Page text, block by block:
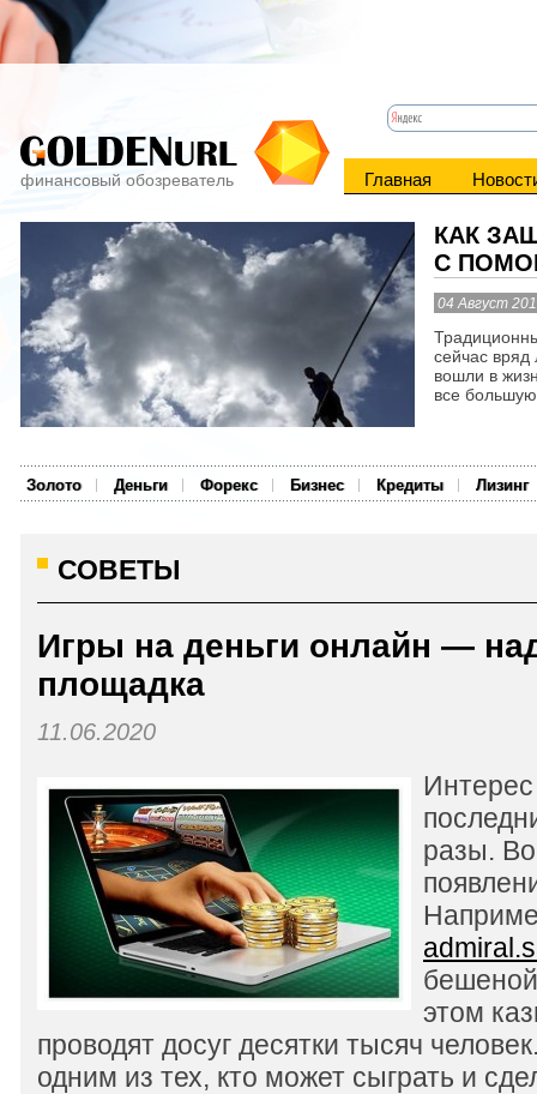
финансовый обозреватель Главная
КАК
С
04 Август
сейчас вряд
вошли в
все
Золото Деньги Форекс Бизнес Кредиты Лизинг
СОВЕТЫ
Игры на деньги онлайн —
площадка
11.06.2020
разы.
этом
проводят досуг десятки тысяч
одним из тех, кто может сыграть и